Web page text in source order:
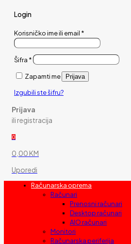
Login
Korisničko ime ili email *
Šifra *
Zapamti me Prijava
Izgubili ste šifru?
Prijava
ili registracija
0
0,00 KM
Uporedi
Računarska oprema
Računari
Prenosni računari
Desktop računari
AIO računari
Monitori
Računarska periferija